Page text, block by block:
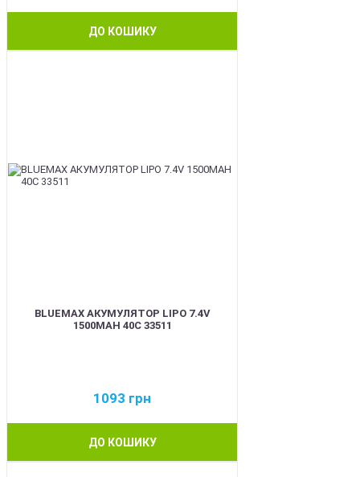
ДО КОШИКУ
BLUEMAX АКУМУЛЯТОР LIPO 7.4V
1500MAH 40C 33511
1093 грн
ДО КОШИКУ